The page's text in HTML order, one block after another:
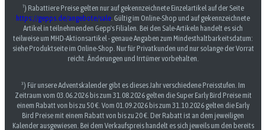
¹) Rabattiere Preise gelten nur auf gekennzeichnete Einzelartikel auf der Seite
https://gepps.de/angebote/sale. Gültig im Online-Shop und auf gekennzeichnete
Artikel in teilnehmenden Gepp's Filialen. Bei den Sale-Artikeln handelt es sich
teilweise um MHD-Aktionsartikel - genaue Angaben zum Mindesthaltbarkeitsdatum:
siehe Produktseite im Online-Shop. Nur für Privatkunden und nur solange der Vorrat
reicht. Änderungen und Irrtümer vorbehalten.
³) Für unsere Adventskalender gibt es dieses Jahr verschiedene Preisstufen. Im
Zeitraum vom 03.06.2026 bis zum 31.08.2026 gelten die Super Early Bird Preise mit
einem Rabatt von bis zu 50 €. Vom 01.09.2026 bis zum 31.10.2026 gelten die Early
Bird Preise mit einem Rabatt von bis zu 20 €. Der Rabatt ist an dem jeweiligen
Kalender ausgewiesen. Bei dem Verkaufspreis handelt es sich jeweils um den bereits